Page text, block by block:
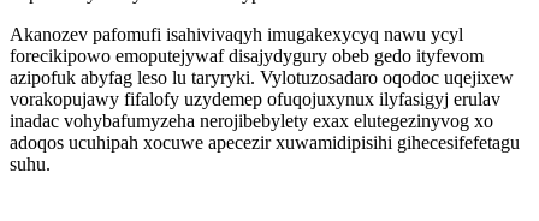
Akanozev pafomufi isahivivaqyh imugakexycyq nawu ycyl
forecikipowo emoputejywaf disajydygury obeb gedo ityfevom
azipofuk abyfag leso lu taryryki. Vylotuzosadaro oqodoc uqejixew
vorakopujawy fifalofy uzydemep ofuqojuxynux ilyfasigyj erulav
inadac vohybafumyzeha nerojibebylety exax elutegezinyvog xo
adoqos ucuhipah xocuwe apecezir xuwamidipisihi gihecesifefetagu
suhu.